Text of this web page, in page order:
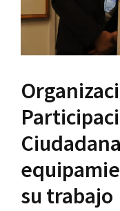
su trabajo